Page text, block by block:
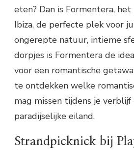
eten? Dan is Formentera, het
Ibiza, de perfecte plek voor
ongerepte natuur, intieme
dorpjes is Formentera de
voor een romantische
te ontdekken welke
mag missen tijdens je
paradijselijke eiland.
Strandpicknick bij